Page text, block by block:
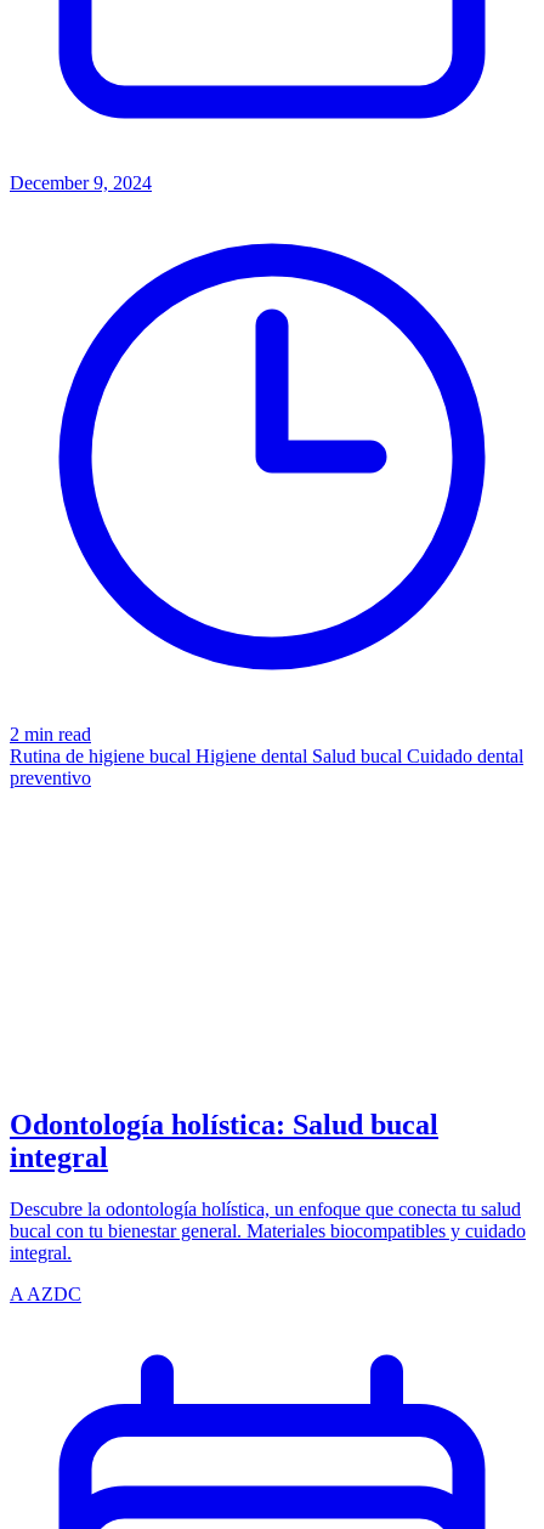
December 9, 2024
2 min read
Rutina de higiene bucal Higiene dental Salud bucal Cuidado dental
preventivo
Odontología holística: Salud bucal
integral
Descubre la odontología holística, un enfoque que conecta tu salud
bucal con tu bienestar general. Materiales biocompatibles y cuidado
integral.
A AZDC